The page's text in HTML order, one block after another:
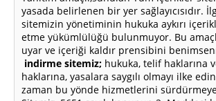
yasada belirlenen bir yer sağlayıcısıdır.
sitemizin yönetiminin hukuka aykırı
etme yükümlülüğü bulunmuyor. Bu
uyar ve içeriği kaldır prensibini
indirme sitemiz; hukuka, telif haklarına
haklarına, yasalara saygılı olmayı ilke
zaman bu yönde hizmetlerini